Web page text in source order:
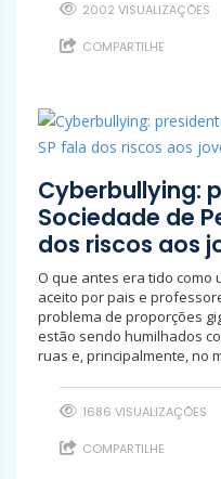
2002 VISUALIZAÇÕES
COMPARTILHE
Cyberbullying:
Sociedade de
dos riscos aos
O que antes era tido como
aceito por pais e
problema de proporções
estão sendo humilhados
ruas e, principalmente, no
1686 VISUALIZAÇÕES
COMPARTILHE